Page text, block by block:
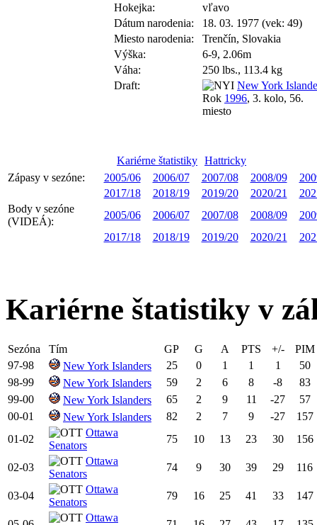
Hokejka:
vľavo
Dátum narodenia:
18. 03. 1977 (vek: 49)
Miesto narodenia:
Trenčín, Slovakia
Výška:
6-9, 2.06m
Váha:
250 lbs., 113.4 kg
Draft:
New York
Rok 1996, 3. kolo, 56.
miesto
Kariérne štatistiky Hattricky
Zápasy v sezóne:
2005/06 2006/07 2007/08 2008/09
2017/18
2018/19 2019/20 2020/21
Body v sezóne
(VIDEÁ):
2005/06 2006/07 2007/08 2008/09
2017/18
2018/19 2019/20 2020/21
Kariérne štatistiky v
Sezóna Tím GP G A PTS +/-
PIM
97-98
New York Islanders 25 0 1 1 1
50
98-99
New York Islanders 59 2 6 8 -8
83
99-00
New York Islanders 65 2 9 11 -27
57
00-01
New York Islanders 82 2 7 9 -27
157
01-02
Ottawa
Senators
75 10 13 23 30 156
02-03
Ottawa
Senators
74 9 30 39 29 116
03-04
Ottawa
Senators
79 16 25 41 33 147
Ottawa